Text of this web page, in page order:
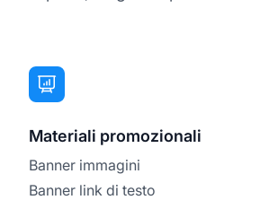
Materiali promozionali
Banner immagini
Banner link di testo